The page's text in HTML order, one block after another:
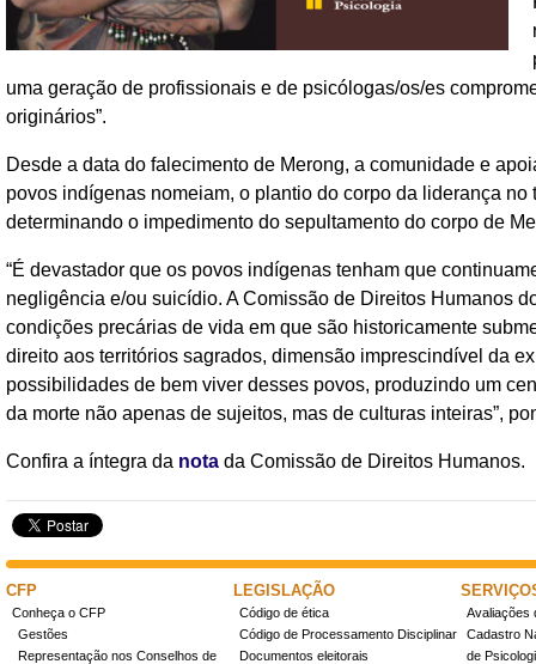
uma geração de profissionais e de psicólogas/os/es
originários”.
Desde a data do falecimento de Merong, a comunidade e
povos indígenas nomeiam, o plantio do corpo da liderança
determinando o impedimento do sepultamento do corpo de
“É devastador que os povos indígenas tenham que
negligência e/ou suicídio. A Comissão de Direitos Humanos
condições precárias de vida em que são historicamente
direito aos territórios sagrados, dimensão imprescindível da
possibilidades de bem viver desses povos, produzindo um
da morte não apenas de sujeitos, mas de culturas inteiras”,
Confira a íntegra da nota da Comissão de Direitos Humanos.
CFP
Conheça o CFP
Gestões
Representação nos Conselhos de
LEGISLAÇÃO
Código de ética
Código de Processamento Disciplinar
Documentos eleitorais
Avaliações
Cadastro
de